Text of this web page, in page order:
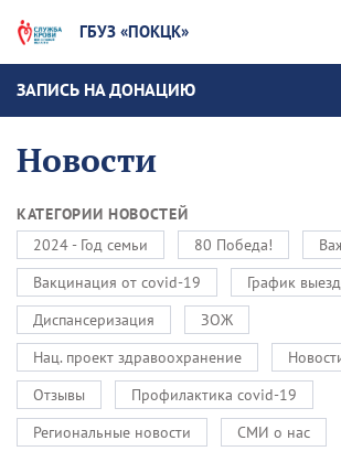
ГБУЗ «ПОКЦК»
ЗАПИСЬ НА ДОНАЦИЮ
Новости
КАТЕГОРИИ НОВОСТЕЙ
2024 - Год семьи
80 Победа!
Вакцинация от covid-19
График
Диспансеризация
ЗОЖ
Нац. проект здравоохранение
Отзывы
Профилактика covid-19
Региональные новости
СМИ о нас